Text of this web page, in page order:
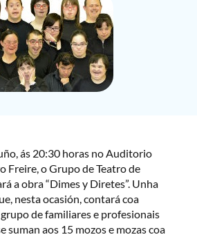
ás 20:30 horas no Auditorio
Freire, o Grupo de Teatro de
a obra “Dimes y Diretes”. Unha
nesta ocasión, contará coa
de familiares e profesionais
suman aos 15 mozos e mozas coa